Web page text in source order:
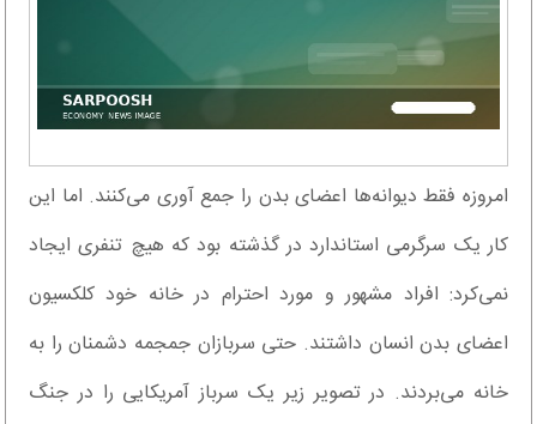
امروزه فقط دیوانه‌ها اعضای بدن را جمع آوری می‌کنند. اما این
کار یک سرگرمی استاندارد در گذشته بود که هیچ تنفری ایجاد
نمی‌کرد: افراد مشهور و مورد احترام در خانه خود کلکسیون
اعضای بدن انسان داشتند. حتی سربازان جمجمه دشمنان را به
خانه می‌بردند. در تصویر زیر یک سرباز آمریکایی را در جنگ